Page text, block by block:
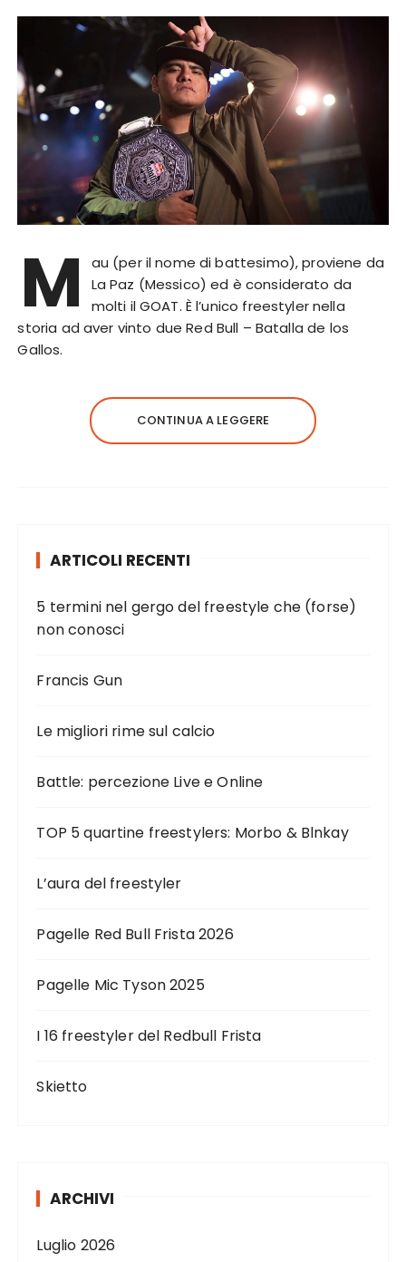
M
au (per il nome di battesimo), proviene da
La Paz (Messico) ed è considerato da
molti il GOAT. È l’unico freestyler nella
storia ad aver vinto due Red Bull – Batalla de los
Gallos.
CONTINUA A LEGGERE
ARTICOLI RECENTI
5 termini nel gergo del freestyle che (forse)
non conosci
Francis Gun
Le migliori rime sul calcio
Battle: percezione Live e Online
TOP 5 quartine freestylers: Morbo & Blnkay
L’aura del freestyler
Pagelle Red Bull Frista 2026
Pagelle Mic Tyson 2025
I 16 freestyler del Redbull Frista
Skietto
ARCHIVI
Luglio 2026